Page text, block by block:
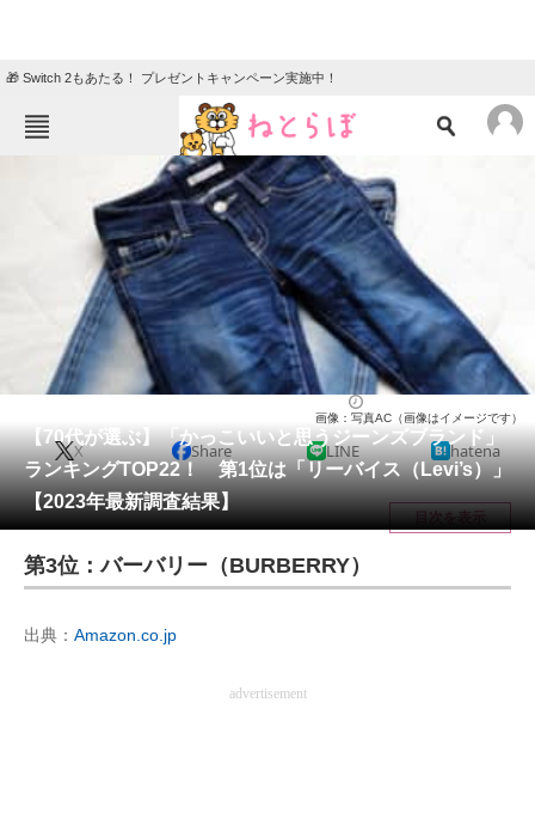
🎁 Switch 2もあたる！ プレゼントキャンペーン実施中！
ねとらぼメニュー
ニュース
クイズ
地域
教育・育児
リサーチ
会員記事
メディア
注目記事を集めた総合ページ
ITの今と未来を見通す
スマホと通信の最新トレンド
進化するPCとデバイスの未来
【70代が選ぶ】「かっこいいと思うジーンズブランド」
ランキングTOP22！ 第1位は「リーバイス（Levi’s）」
【2023年最新調査結果】
画像：写真AC（画像はイメージです）
X Share LINE hatena
目次を表示
第3位：バーバリー（BURBERRY）
出典： Amazon.co.jp
advertisement